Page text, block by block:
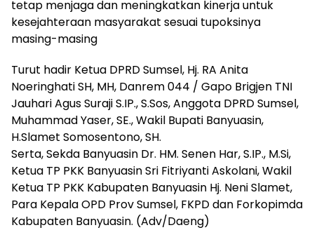
tetap menjaga dan meningkatkan kinerja untuk
kesejahteraan masyarakat sesuai tupoksinya
masing-masing
Turut hadir Ketua DPRD Sumsel, Hj. RA Anita
Noeringhati SH, MH, Danrem 044 / Gapo Brigjen TNI
Jauhari Agus Suraji S.IP., S.Sos, Anggota DPRD Sumsel,
Muhammad Yaser, SE., Wakil Bupati Banyuasin,
H.Slamet Somosentono, SH.
Serta, Sekda Banyuasin Dr. HM. Senen Har, S.IP., M.Si,
Ketua TP PKK Banyuasin Sri Fitriyanti Askolani, Wakil
Ketua TP PKK Kabupaten Banyuasin Hj. Neni Slamet,
Para Kepala OPD Prov Sumsel, FKPD dan Forkopimda
Kabupaten Banyuasin. (Adv/Daeng)